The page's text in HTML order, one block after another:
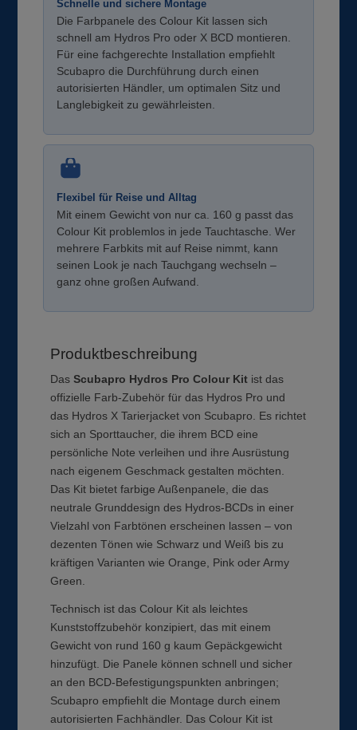
Schnelle und sichere Montage
Die Farbpanele des Colour Kit lassen sich
schnell am Hydros Pro oder X BCD montieren.
Für eine fachgerechte Installation empfiehlt
Scubapro die Durchführung durch einen
autorisierten Händler, um optimalen Sitz und
Langlebigkeit zu gewährleisten.
Flexibel für Reise und Alltag
Mit einem Gewicht von nur ca. 160 g passt das
Colour Kit problemlos in jede Tauchtasche. Wer
mehrere Farbkits mit auf Reise nimmt, kann
seinen Look je nach Tauchgang wechseln –
ganz ohne großen Aufwand.
Produktbeschreibung
DasScubapro Hydros Pro Colour Kit ist das
offizielle Farb-Zubehör für das Hydros Pro und
das Hydros X Tarierjacket von Scubapro. Es richtet
sich an Sporttaucher, die ihrem BCD eine
persönliche Note verleihen und ihre Ausrüstung
nach eigenem Geschmack gestalten möchten.
Das Kit bietet farbige Außenpanele, die das
neutrale Grunddesign des Hydros-BCDs in einer
Vielzahl von Farbtönen erscheinen lassen – von
dezenten Tönen wie Schwarz und Weiß bis zu
kräftigen Varianten wie Orange, Pink oder Army
Green.
Technisch ist das Colour Kit als leichtes
Kunststoffzubehör konzipiert, das mit einem
Gewicht von rund 160 g kaum Gepäckgewicht
hinzufügt. Die Panele können schnell und sicher
an den BCD-Befestigungspunkten anbringen;
Scubapro empfiehlt die Montage durch einem
autorisierten Fachhändler. Das Colour Kit ist